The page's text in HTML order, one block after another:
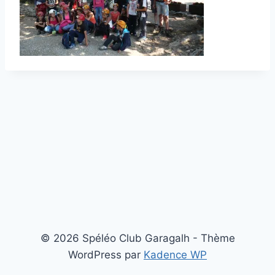
© 2026 Spéléo Club Garagalh - Thème
WordPress par Kadence WP